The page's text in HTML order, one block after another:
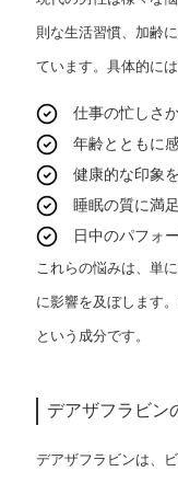
則な生活習慣、加齢
ています。具体的に
仕事の忙しさ
年齢とともに
健康的な印象
睡眠の質に満
日中のパフォ
これらの悩みは、単
に影響を及ぼします
という成分です。
デアザフラビン
デアザフラビンは、